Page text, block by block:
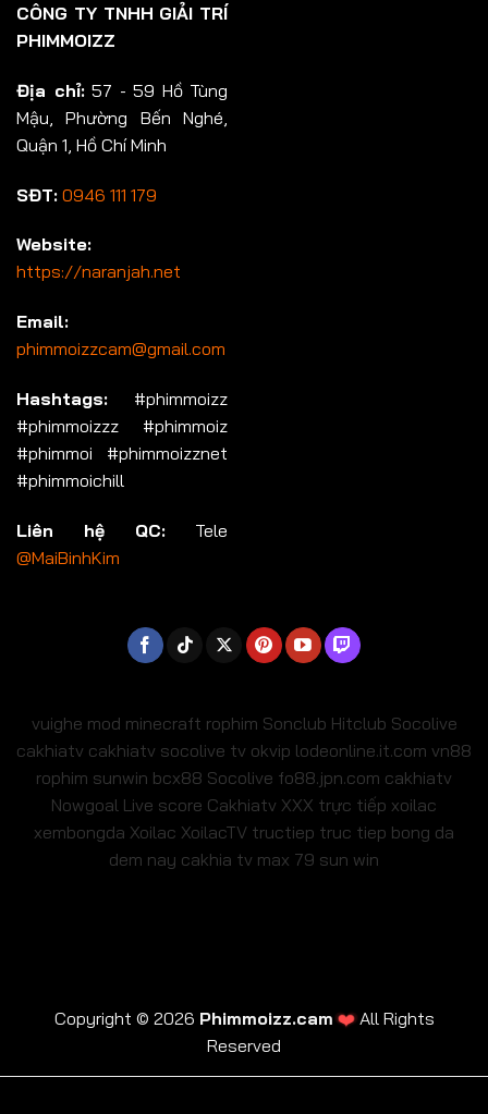
CÔNG TY TNHH GIẢI TRÍ
PHIMMOIZZ
Địa chỉ:57 - 59 Hồ Tùng
Mậu, Phường Bến Nghé,
Quận 1, Hồ Chí Minh
SĐT: 0946 111 179
Website:
https://naranjah.net
Email:
phimmoizzcam@gmail.com
Hashtags: #phimmoizz
#phimmoizzz #phimmoiz
#phimmoi #phimmoizznet
#phimmoichill
Liên hệ QC: Tele
@MaiBinhKim
vuighe mod minecraft rophim Sonclub Hitclub Socolive
cakhiatv cakhiatv socolive tv okvip lodeonline.it.com vn88
rophim sunwin bcx88 Socolive fo88.jpn.com cakhiatv
Nowgoal Live score Cakhiatv XXX trực tiếp xoilac
xembongda Xoilac XoilacTV tructiep truc tiep bong da
dem nay cakhia tv max 79 sun win
Copyright © 2026 Phimmoizz.cam❤️All Rights
Reserved